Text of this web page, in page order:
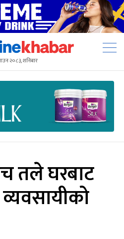
२०८३, शनिबार
तले घरबाट